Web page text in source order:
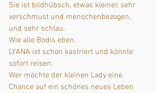
Sie ist bildhübsch, etwas kleiner, sehr
verschmust und menschenbezogen,
und sehr schlau.
Wie alle Bodis eben.
LYANA ist schon kastriert und könnte
sofort reisen.
Wer möchte der kleinen Lady eine
Chance auf ein schönes neues Leben